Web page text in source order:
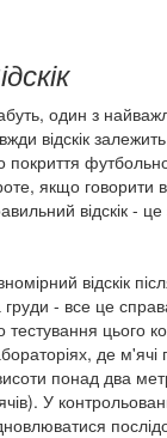
один з
відскік
покриття
якщо говорити
відскік -
відскік
- все це
тестування цього
де м'ячі
понад два
У